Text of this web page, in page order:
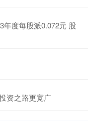
年度每股派0.072元 股
资之路更宽广